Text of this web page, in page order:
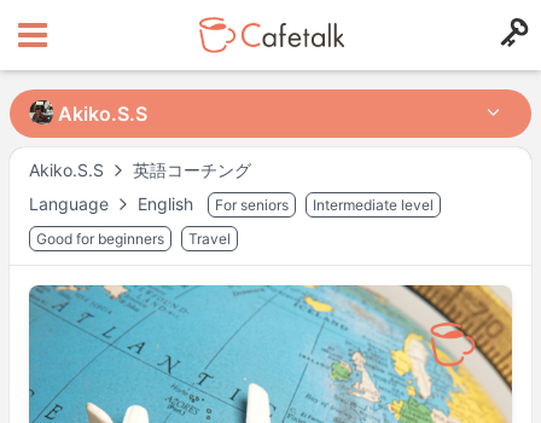
Akiko.S.S
英語コーチング
Language
English For seniors
Intermediate level
Good for beginners
Travel
Akiko.S.S
Akiko.S.S
from in
123 32
Доступное время
09:30
12:00
Mon
20:00
Tue
09:00
12:00
Tue
13:30 –
15:00